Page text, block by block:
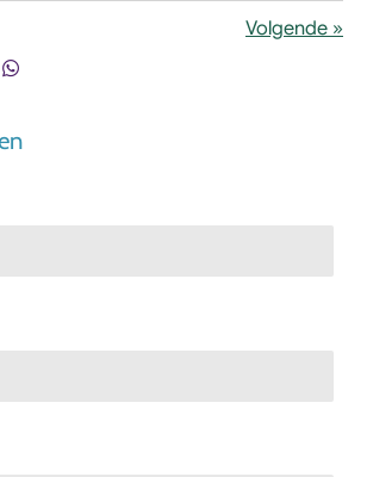
Volgende »
D
e
n